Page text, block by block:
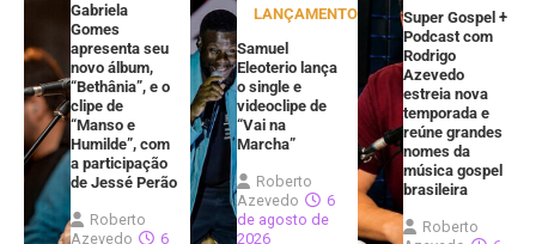
Gabriela
Gomes
apresenta seu
novo álbum,
“Bethânia”, e o
clipe de
“Manso e
Humilde”, com
a participação
de Jessé Perão
Roberto
Azevedo
6
LANÇAMENTOS
Samuel
Eleoterio lança
o single e
videoclipe de
“Vai na
Marcha”
Roberto
Azevedo
6
de agosto de
2026
Super Gospel +
Podcast com
Rodrigo
Azevedo
estreia nova
temporada e
reúne grandes
nomes da
música gospel
brasileira
Roberto